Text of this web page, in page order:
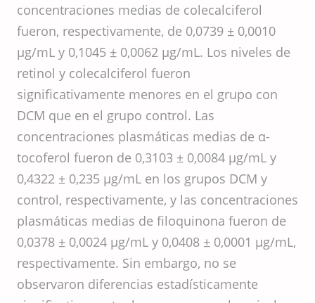
concentraciones medias de colecalciferol
fueron, respectivamente, de 0,0739 ± 0,0010
μg/mL y 0,1045 ± 0,0062 μg/mL. Los niveles de
retinol y colecalciferol fueron
significativamente menores en el grupo con
DCM que en el grupo control. Las
concentraciones plasmáticas medias de α-
tocoferol fueron de 0,3103 ± 0,0084 μg/mL y
0,4322 ± 0,235 μg/mL en los grupos DCM y
control, respectivamente, y las concentraciones
plasmáticas medias de filoquinona fueron de
0,0378 ± 0,0024 μg/mL y 0,0408 ± 0,0001 μg/mL,
respectivamente. Sin embargo, no se
observaron diferencias estadísticamente